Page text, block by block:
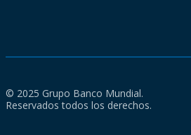
© 2025 Grupo Banco Mundial.
Reservados todos los derechos.